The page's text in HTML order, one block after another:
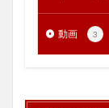
動画 3